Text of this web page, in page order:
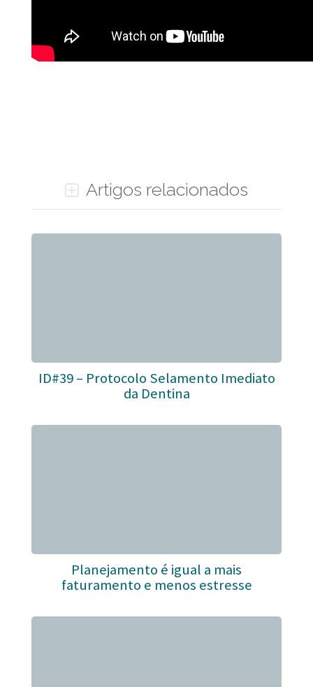
Artigos relacionados
ID#39 – Protocolo Selamento Imediato
da Dentina
Planejamento é igual a mais
faturamento e menos estresse